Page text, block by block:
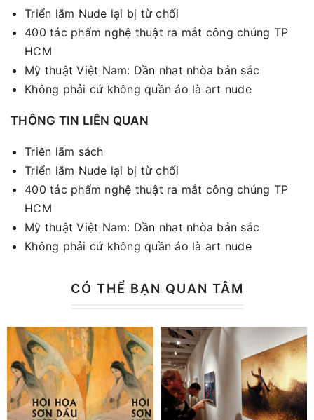
Triển lãm Nude lại bị từ chối
400 tác phẩm nghệ thuật ra mắt công chúng TP
HCM
Mỹ thuật Việt Nam: Dần nhạt nhòa bản sắc
Không phải cứ không quần áo là art nude
THÔNG TIN LIÊN QUAN
Triễn lãm sách
Triển lãm Nude lại bị từ chối
400 tác phẩm nghệ thuật ra mắt công chúng TP
HCM
Mỹ thuật Việt Nam: Dần nhạt nhòa bản sắc
Không phải cứ không quần áo là art nude
CÓ THỂ BẠN QUAN TÂM